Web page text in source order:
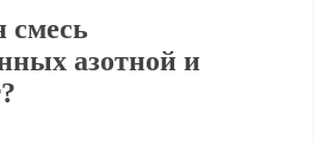
смесь
азотной и